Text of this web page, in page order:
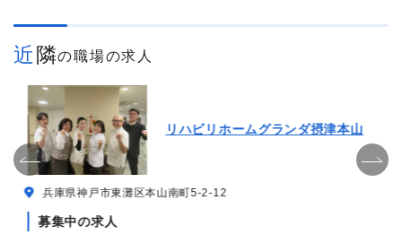
近隣の職場の求人
リハビリホームグランダ摂津本山
兵庫県神戸市東灘区本山南町5-2-12
募集中の求人